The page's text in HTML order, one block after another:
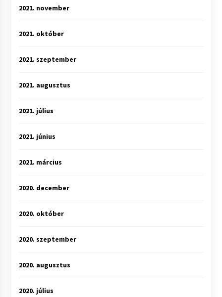
2021. november
2021. október
2021. szeptember
2021. augusztus
2021. július
2021. június
2021. március
2020. december
2020. október
2020. szeptember
2020. augusztus
2020. július